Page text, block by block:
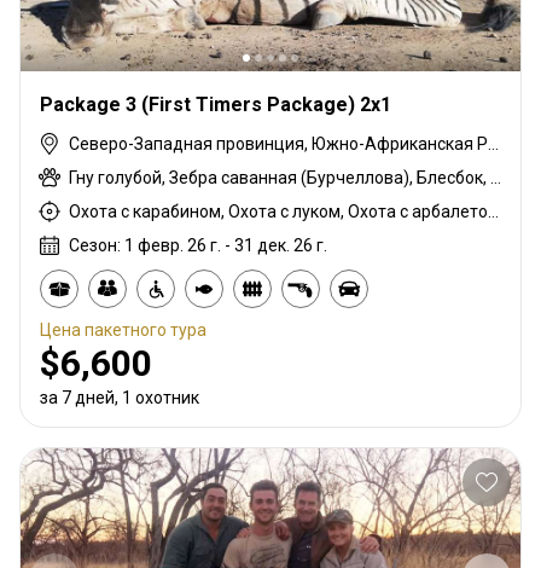
Package 3 (First Timers Package) 2x1
Сезон: 1 февр. 26 г. - 31 дек. 26 г.
Цена пакетного тура
$6,600
за 7 дней, 1 охотник